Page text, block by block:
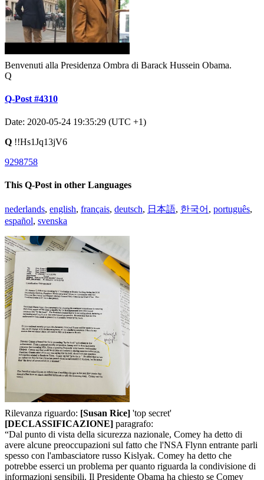
Benvenuti alla Presidenza Ombra di Barack Hussein Obama.
Q
Q-Post #4310
Date: 2020-05-24 19:35:29 (UTC +1)
Q !!Hs1Jq13jV6
9298758
This Q-Post in other Languages
nederlands, english, français, deutsch, 日本語, 한국어 , português,
español, svenska
Rilevanza riguardo: [Susan Rice] 'top secret'
[DECLASSIFICAZIONE] paragrafo:
“Dal punto di vista della sicurezza nazionale, Comey ha detto di
avere alcune preoccupazioni sul fatto che l'NSA Flynn entrante parli
spesso con l'ambasciatore russo Kislyak. Comey ha detto che
potrebbe esserci un problema per quanto riguarda la condivisione di
informazioni sensibili. Il Presidente Obama ha chiesto se Comey